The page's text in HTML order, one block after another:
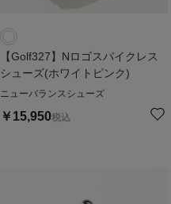
【Golf327】Nロゴスパイクレス
シューズ(ホワイトピンク)
ニューバランスシューズ
￥ 15,950税込